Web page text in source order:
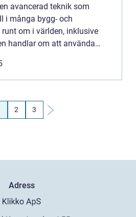
avancerad teknik som
i många bygg- och
om i världen, inklusive
handlar om att använda
2 3
Adress